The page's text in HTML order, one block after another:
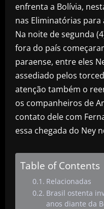
enfrenta a Bolívia,
nas Eliminatórias para
Na noite de segunda
fora do país
paraense, entre eles
assediado pelos
atenção também o
os companheiros de
contato dele com
essa chegada do Ney
Table of Contents
Relacionadas
Brasil ostenta
anos diante da